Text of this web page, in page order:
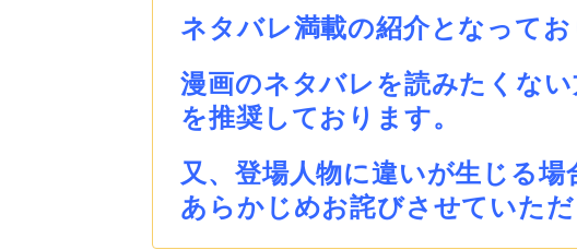
ネタバレ満載の紹介となってお
漫画のネタバレを読みたくな
を推奨しております。
又、登場人物に違いが生じる場
あらかじめお詫びさせていただ